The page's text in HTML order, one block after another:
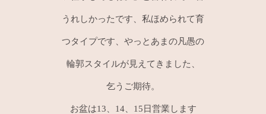
うれしかったです、私ほめられて育
つタイプです、やっとあまの凡愚の
輪郭スタイルが見えてきました、
乞うご期待。
お盆は13、14、15日営業します